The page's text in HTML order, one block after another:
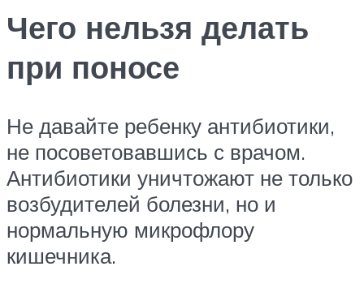
Чего нельзя делать
при поносе
Не давайте ребенку антибиотики,
не посоветовавшись с врачом.
Антибиотики уничтожают не только
возбудителей болезни, но и
нормальную микрофлору
кишечника.